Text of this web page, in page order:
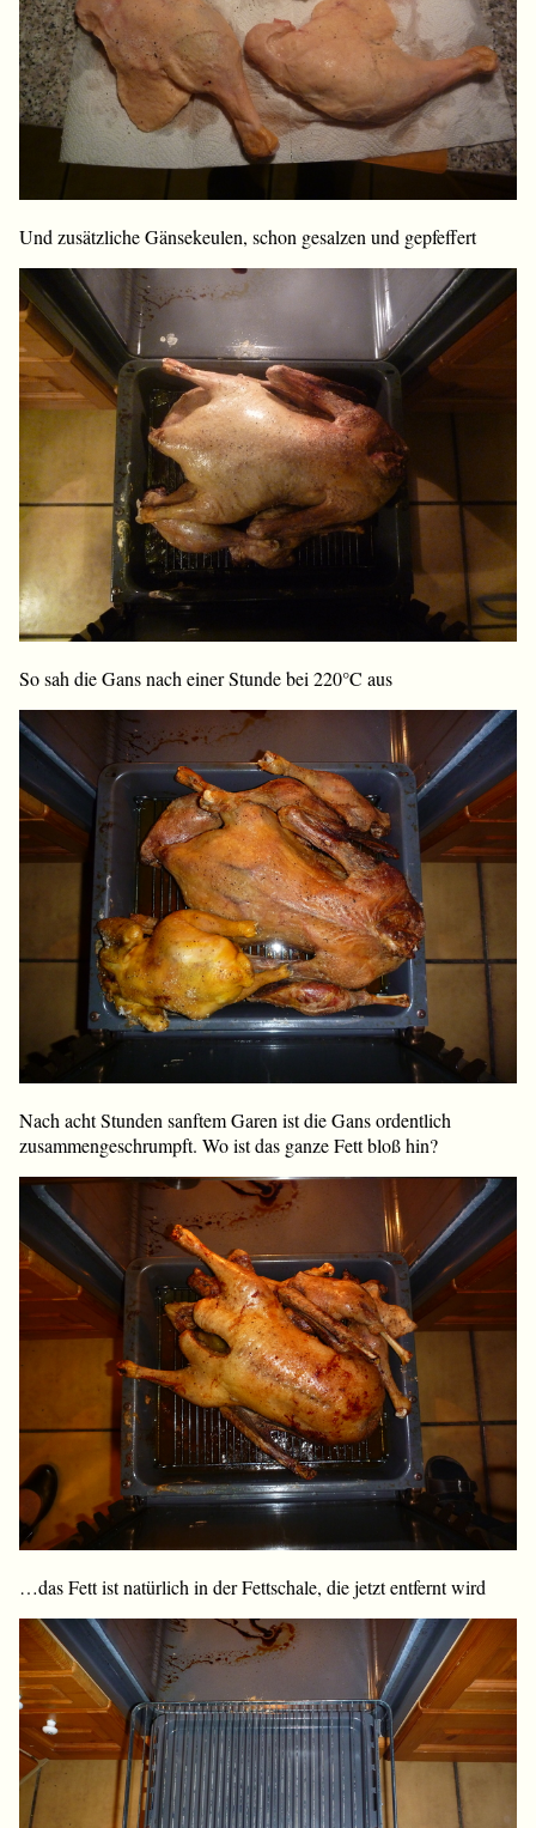
Und zusätzliche Gänsekeulen, schon gesalzen und gepfeffert
So sah die Gans nach einer Stunde bei 220°C aus
Nach acht Stunden sanftem Garen ist die Gans ordentlich
zusammengeschrumpft. Wo ist das ganze Fett bloß hin?
…das Fett ist natürlich in der Fettschale, die jetzt entfernt wird